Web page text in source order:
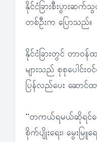
နိုင်ငံခြားစီးပွားဆ
တစ်ဦးက ပြောသည်။
နိုင်ငံခြားတွင် တာဝ
များသည် စုစုပေါင်း
ပြန်လည်ပေး ဆောင်
‘‘တကယ်ရမယ်ဆိုရင်တ
စိုက်ပျိုးရေး၊ မွေးမြူ